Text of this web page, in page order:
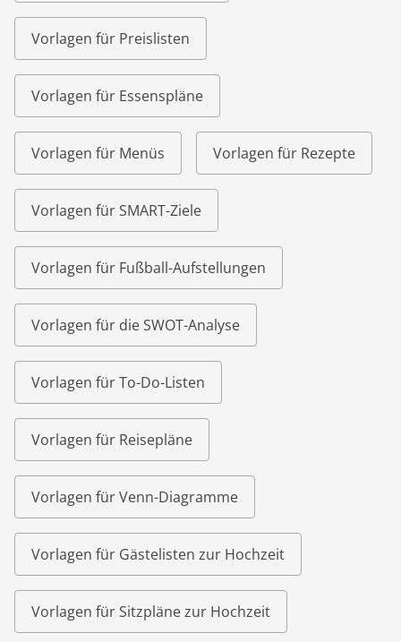
Vorlagen für Preislisten
Vorlagen für Essenspläne
Vorlagen für Menüs Vorlagen für Rezepte
Vorlagen für SMART-Ziele
Vorlagen für Fußball-Aufstellungen
Vorlagen für die SWOT-Analyse
Vorlagen für To-Do-Listen
Vorlagen für Reisepläne
Vorlagen für Venn-Diagramme
Vorlagen für Gästelisten zur Hochzeit
Vorlagen für Sitzpläne zur Hochzeit